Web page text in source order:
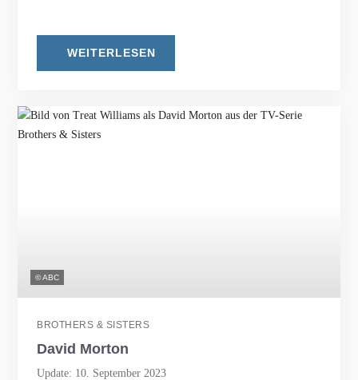
WEITERLESEN
© ABC
BROTHERS & SISTERS
David Morton
Update: 10. September 2023